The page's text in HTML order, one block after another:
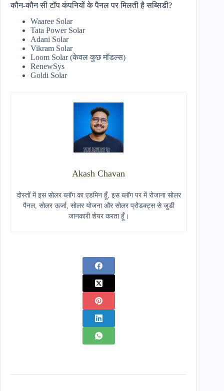
कौन-कौन सी टॉप कंपनियों के पैनल पर मिलती है सब्सिडी?
Waaree Solar
Tata Power Solar
Adani Solar
Vikram Solar
Loom Solar (केवल कुछ मॉडल्स)
RenewSys
Goldi Solar
Akash Chavan
दोस्तों में इस सोलर ब्लॉग का एडमिन हूँ, इस ब्लॉग पर में रोजाना सोलर
पैनल, सोलर ऊर्जा, सोलर योजना और सोलर प्रोडक्ट्स से जुडी
जानकारी शेयर करता हूँ।